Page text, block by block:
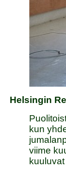
Helsingin
kun
viime